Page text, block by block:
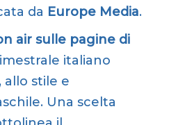
da Europe Media.
air sulle pagine di
italiano
allo stile e
Una scelta